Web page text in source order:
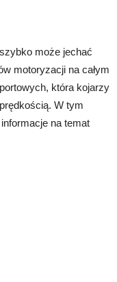
może jechać
motoryzacji na całym
która kojarzy
W tym
na temat